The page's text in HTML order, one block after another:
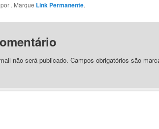
. Marque Link Permanente.
não será publicado. Campos obrigatórios são